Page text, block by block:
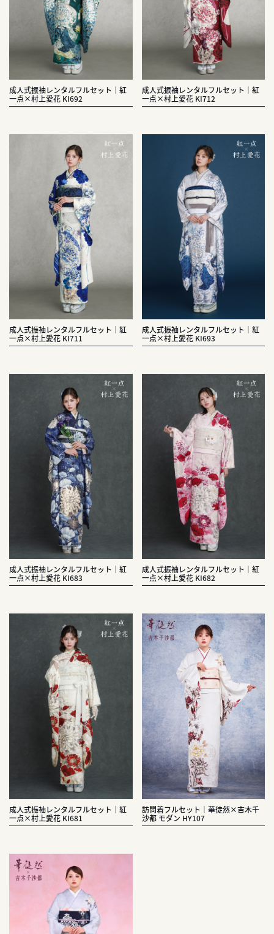
成人式振袖レンタルフルセット｜紅
一点×村上愛花 KI692
成人式振袖レンタルフルセット｜紅
一点×村上愛花 KI712
成人式振袖レンタルフルセット｜紅
一点×村上愛花 KI711
成人式振袖レンタルフルセット｜紅
一点×村上愛花 KI693
成人式振袖レンタルフルセット｜紅
一点×村上愛花 KI683
成人式振袖レンタルフルセット｜紅
一点×村上愛花 KI682
成人式振袖レンタルフルセット｜紅
一点×村上愛花 KI681
訪問着フルセット｜華徒然×吉木千
沙都 モダン HY107